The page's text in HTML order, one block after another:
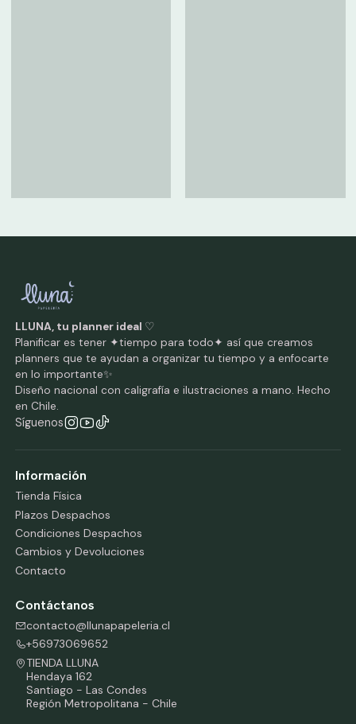
LLUNA, tu planner ideal ♡
Planificar es tener ✦tiempo para todo✦ así que creamos
planners que te ayudan a organizar tu tiempo y a enfocarte
en lo importante✨
Diseño nacional con caligrafía e ilustraciones a mano. Hecho
en Chile.
Síguenos
Información
Tienda Física
Plazos Despachos
Condiciones Despachos
Cambios y Devoluciones
Contacto
Contáctanos
contacto@llunapapeleria.cl
+56973069652
TIENDA LLUNA
Hendaya 162
Santiago - Las Condes
Región Metropolitana - Chile